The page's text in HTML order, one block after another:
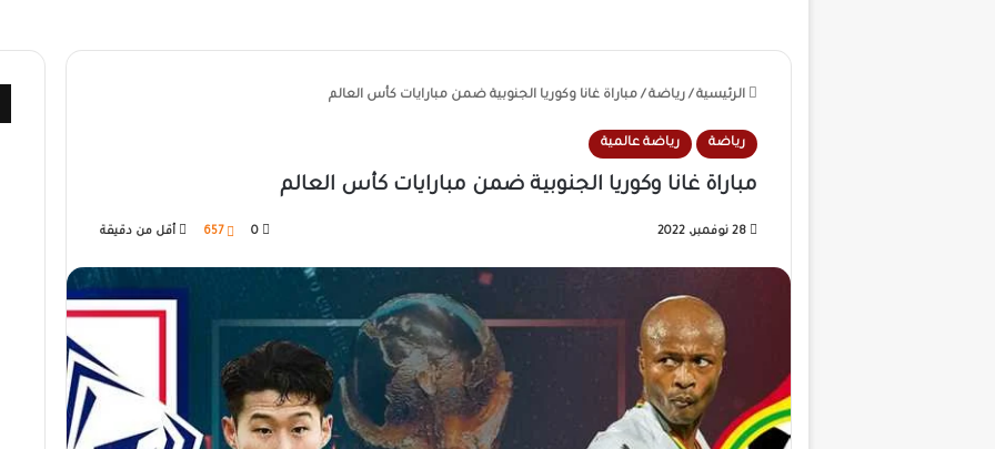
الرئيسية / رياضة / مباراة غانا وكوريا الجنوبية ضمن مبارايات كأس العالم
رياضة رياضة عالمية
مباراة غانا وكوريا الجنوبية ضمن مبارايات كأس العالم
28 نوفمبر، 2022 0
657 أقل من دقيقة